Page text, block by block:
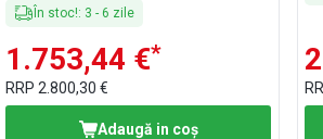
În stoc!: 3 - 6 zile
1.753,44 €*
RRP 2.800,30 €
Adaugă in coş